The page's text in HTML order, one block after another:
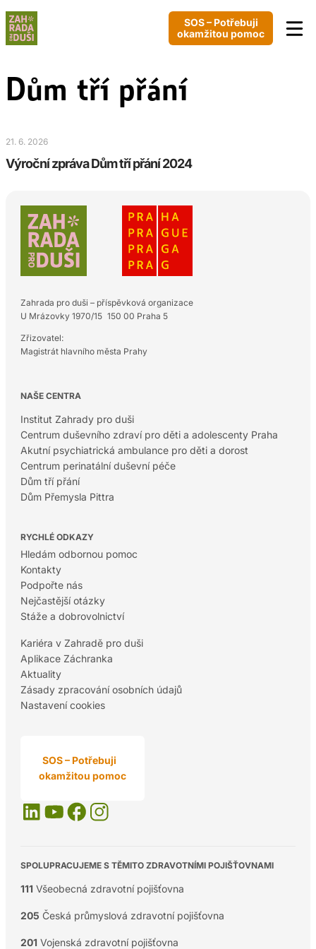
SOS – Potřebuji
okamžitou pomoc
Dům tří přání
21. 6. 2026
Výroční zpráva Dům tří přání 2024
Zahrada pro duši – příspěvková organizace
U Mrázovky 1970/15 150 00 Praha 5
Zřizovatel:
Magistrát hlavního města Prahy
NAŠE CENTRA
Institut Zahrady pro duši
Centrum duševního zdraví pro děti a adolescenty Praha
Akutní psychiatrická ambulance pro děti a dorost
Centrum perinatální duševní péče
Dům tří přání
Dům Přemysla Pittra
RYCHLÉ ODKAZY
Hledám odbornou pomoc
Kontakty
Podpořte nás
Nejčastější otázky
Stáže a dobrovolnictví
Kariéra v Zahradě pro duši
Aplikace Záchranka
Aktuality
Zásady zpracování osobních údajů
Nastavení cookies
SOS – Potřebuji
okamžitou pomoc
SPOLUPRACUJEME S TĚMITO ZDRAVOTNÍMI POJIŠŤOVNAMI
111 Všeobecná zdravotní pojišťovna
205 Česká průmyslová zdravotní pojišťovna
201 Vojenská zdravotní pojišťovna